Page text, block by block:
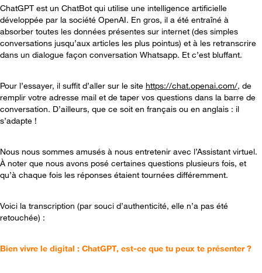
ChatGPT est un ChatBot qui utilise une intelligence artificielle
développée par la société OpenAI. En gros, il a été entraîné à
absorber toutes les données présentes sur internet (des simples
conversations jusqu’aux articles les plus pointus) et à les retranscrire
dans un dialogue façon conversation Whatsapp. Et c’est bluffant.
Pour l’essayer, il suffit d’aller sur le site https://chat.openai.com/, de
remplir votre adresse mail et de taper vos questions dans la barre de
conversation. D’ailleurs, que ce soit en français ou en anglais : il
s’adapte !
Nous nous sommes amusés à nous entretenir avec l’Assistant virtuel.
À noter que nous avons posé certaines questions plusieurs fois, et
qu’à chaque fois les réponses étaient tournées différemment.
Voici la transcription (par souci d’authenticité, elle n’a pas été
retouchée) :
Bien vivre le digital : ChatGPT, est-ce que tu peux te présenter ?